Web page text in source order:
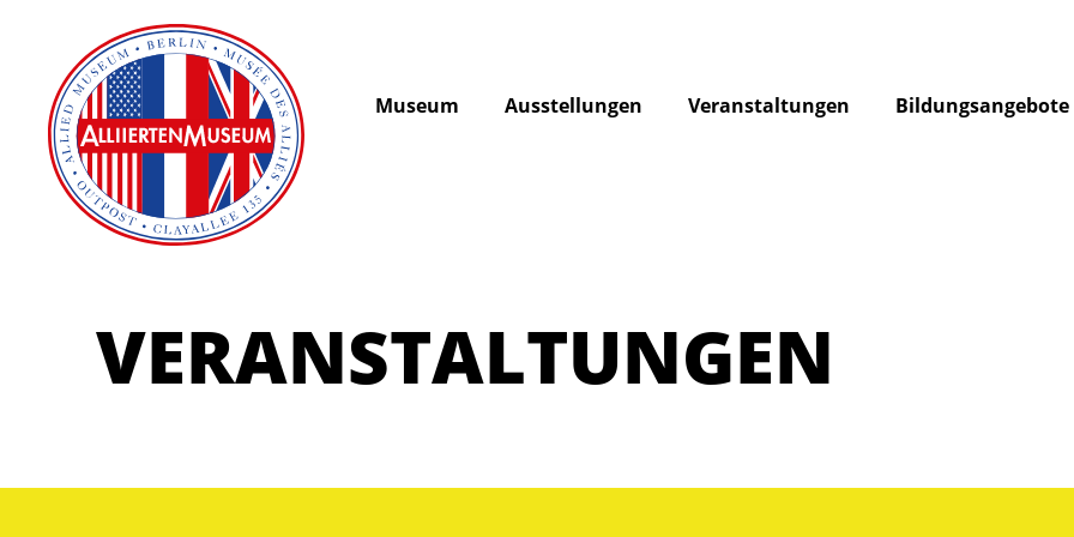
Museum Ausstellungen Veranstaltungen Bildungsangebote
VERANSTALTUNGEN